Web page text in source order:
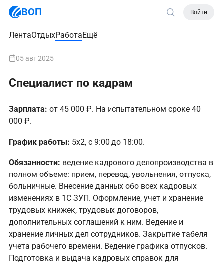
ВОП Войти
ЛентаОтдыхРаботаЕщё
05 авг 2025
Специалист по кадрам
Зарплата: от 45 000 ₽. На испытательном сроке 40
000 ₽.
График работы: 5х2, с 9:00 до 18:00.
Обязанности: ведение кадрового делопроизводства в
полном объеме: прием, перевод, увольнения, отпуска,
больничные. Внесение данных обо всех кадровых
изменениях в 1С ЗУП. Оформление, учет и хранение
трудовых книжек, трудовых договоров,
дополнительных соглашений к ним. Ведение и
хранение личных дел сотрудников. Закрытие табеля
учета рабочего времени. Ведение графика отпусков.
Подготовка и выдача кадровых справок для